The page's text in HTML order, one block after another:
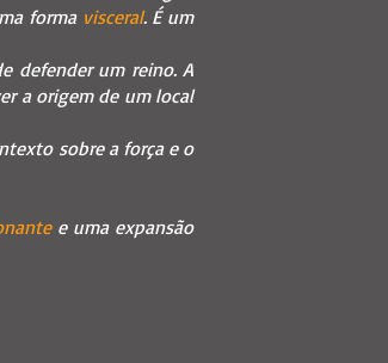
forma visceral. É um
defender um reino. A
a origem de um local
sobre a força e o
e uma expansão